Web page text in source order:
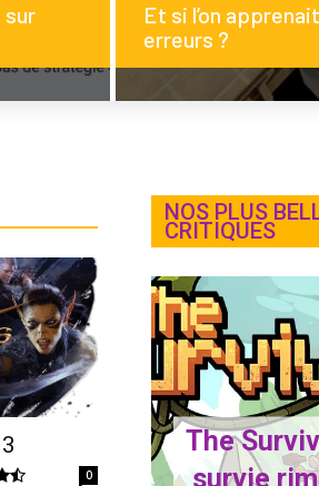
sur
Et si l’on
erreurs ?
0
NOS PLUS
CRITIQUES
The
survie